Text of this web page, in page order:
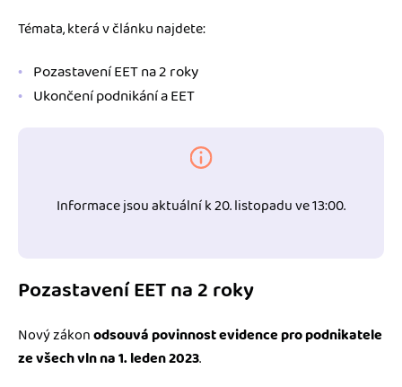
Témata, která v článku najdete:
Pozastavení EET na 2 roky
Ukončení podnikání a EET
Informace jsou aktuální k 20. listopadu ve 13:00.
Pozastavení EET na 2 roky
Nový zákonodsouvá povinnost evidence pro podnikatele
ze všech vln na 1. leden 2023.